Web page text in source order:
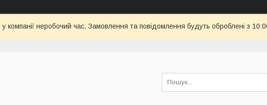
у компанії неробочий час. Замовлення та повідомлення будуть оброблені з